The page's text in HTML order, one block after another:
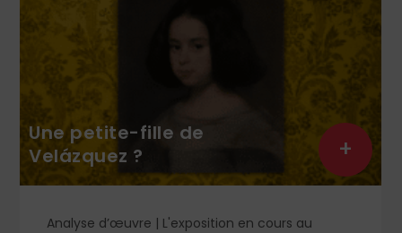
Une petite-fille de
Velázquez ?
Analyse d’œuvre | L'exposition en cours au
+